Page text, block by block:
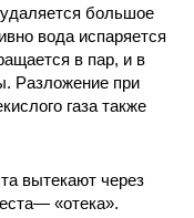
большое
вода испаряется
в пар, и в
Разложение при
газа также
вытекают через
«отека».